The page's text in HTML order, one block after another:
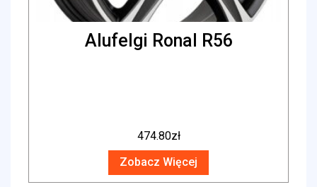
Alufelgi Ronal R56
474.80zł
Zobacz Więcej